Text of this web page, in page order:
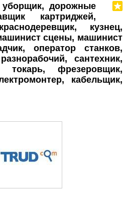
уборщик, дорожные
картриджей,
кузнец,
сцены, машинист
оператор станков,
сантехник,
фрезеровщик,
кабельщик,